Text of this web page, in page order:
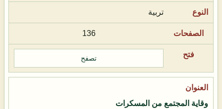
تربية
136
تصفح
وقاية المجتمع من المسكرات